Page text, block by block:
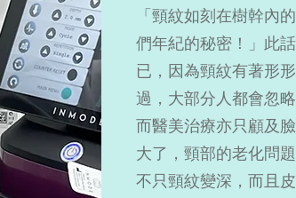
「頸紋如刻在樹幹內
們年紀的秘密！」此
已，因為頸紋有著形
過，大部分人都會忽
而醫美治療亦只顧及
大了，頸部的老化問
不只頸紋變深，而且